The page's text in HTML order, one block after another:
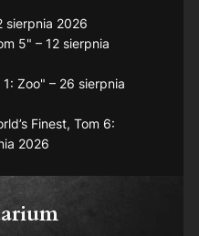
sierpnia 2026
5" – 12 sierpnia
Zoo" – 26 sierpnia
Finest, Tom 6:
2026